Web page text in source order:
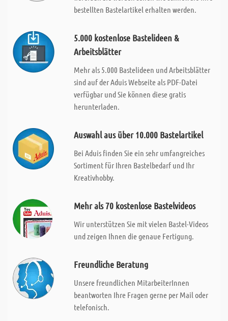
bestellten Bastelartikel erhalten werden.
5.000 kostenlose Bastelideen &
Arbeitsblätter
Mehr als 5.000 Bastelideen und Arbeitsblätter
sind auf der Aduis Webseite als PDF-Datei
verfügbar und Sie können diese gratis
herunterladen.
Auswahl aus über 10.000 Bastelartikel
Bei Aduis finden Sie ein sehr umfangreiches
Sortiment für Ihren Bastelbedarf und Ihr
Kreativhobby.
Mehr als 70 kostenlose Bastelvideos
Wir unterstützen Sie mit vielen Bastel-Videos
und zeigen Ihnen die genaue Fertigung.
Freundliche Beratung
Unsere freundlichen MitarbeiterInnen
beantworten Ihre Fragen gerne per Mail oder
telefonisch.